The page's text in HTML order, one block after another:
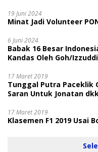
19 Juni 2024
Minat Jadi Volunteer
6 Juni 2024
Babak 16 Besar
Kandas Oleh Goh/
17 Maret 2019
Tunggal Putra Paceklik
Saran Untuk Jonatan
17 Maret 2019
Klasemen F1 2019 Usai